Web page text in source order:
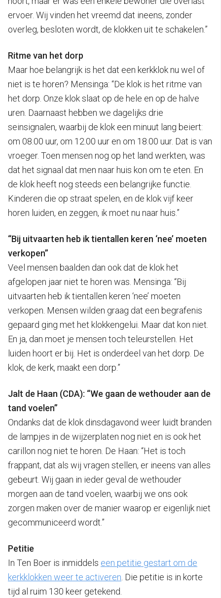
ervoer. Wij vinden het vreemd dat ineens, zonder
overleg, besloten wordt, de klokken uit te schakelen.”
Ritme van het dorp
Maar hoe belangrijk is het dat een kerkklok nu wel of
niet is te horen? Mensinga: “De klok is het ritme van
het dorp. Onze klok slaat op de hele en op de halve
uren. Daarnaast hebben we dagelijks drie
seinsignalen, waarbij de klok een minuut lang beiert:
om 08.00 uur, om 12.00 uur en om 18.00 uur. Dat is van
vroeger. Toen mensen nog op het land werkten, was
dat het signaal dat men naar huis kon om te eten. En
de klok heeft nog steeds een belangrijke functie.
Kinderen die op straat spelen, en de klok vijf keer
horen luiden, en zeggen, ik moet nu naar huis.”
“Bij uitvaarten heb ik tientallen keren ‘nee’ moeten
verkopen”
Veel mensen baalden dan ook dat de klok het
afgelopen jaar niet te horen was. Mensinga: “Bij
uitvaarten heb ik tientallen keren ‘nee’ moeten
verkopen. Mensen wilden graag dat een begrafenis
gepaard ging met het klokkengelui. Maar dat kon niet.
En ja, dan moet je mensen toch teleurstellen. Het
luiden hoort er bij. Het is onderdeel van het dorp. De
klok, de kerk, maakt een dorp.”
Jalt de Haan (CDA): “We gaan de wethouder aan de
tand voelen”
Ondanks dat de klok dinsdagavond weer luidt branden
de lampjes in de wijzerplaten nog niet en is ook het
carillon nog niet te horen. De Haan: “Het is toch
frappant, dat als wij vragen stellen, er ineens van alles
gebeurt. Wij gaan in ieder geval de wethouder
morgen aan de tand voelen, waarbij we ons ook
zorgen maken over de manier waarop er eigenlijk niet
gecommuniceerd wordt.”
Petitie
In Ten Boer is inmiddels een petitie gestart om de
kerkklokken weer te activeren . Die petitie is in korte
tijd al ruim 130 keer getekend.